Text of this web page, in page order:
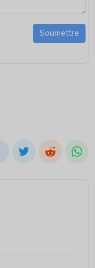
Soumettre